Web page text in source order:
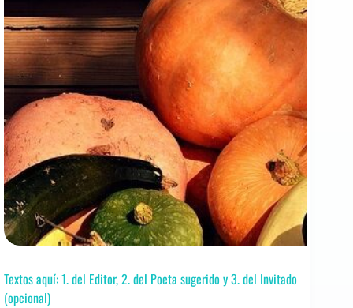
Textos aquí: 1. del Editor, 2. del Poeta sugerido y 3. del Invitado
(opcional)